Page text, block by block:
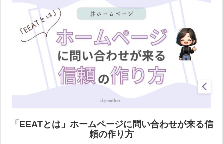
「EEATとは」ホームページに問い合わせが来る信
頼の作り方